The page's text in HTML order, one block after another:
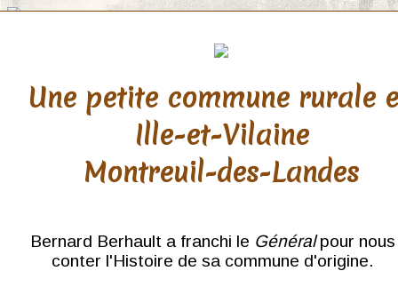
Palais de Justice
Thabor
Monuments et Statues
Une petite commune rurale
Ille-et-Vilaine
Montreuil-des-Landes
Bernard Berhault a franchi le Généralpour nous
conter l'Histoire de sa commune d'origine.